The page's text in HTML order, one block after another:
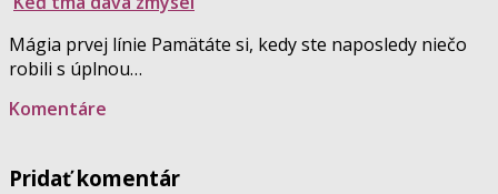
Mágia prvej línie Pamätáte si, kedy ste naposledy niečo
robili s úplnou…
Komentáre
Pridať komentár